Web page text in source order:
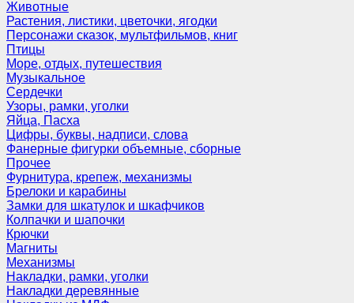
Животные
Растения, листики, цветочки, ягодки
Персонажи сказок, мультфильмов, книг
Птицы
Море, отдых, путешествия
Музыкальное
Сердечки
Узоры, рамки, уголки
Яйца, Пасха
Цифры, буквы, надписи, слова
Фанерные фигурки объемные, сборные
Прочее
Фурнитура, крепеж, механизмы
Брелоки и карабины
Замки для шкатулок и шкафчиков
Колпачки и шапочки
Крючки
Магниты
Механизмы
Накладки, рамки, уголки
Накладки деревянные